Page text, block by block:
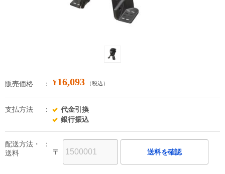
販売価格 ¥16,093 （税込）
支払方法
代金引換
銀行振込
配送方法・
送料
〒 送料を確認